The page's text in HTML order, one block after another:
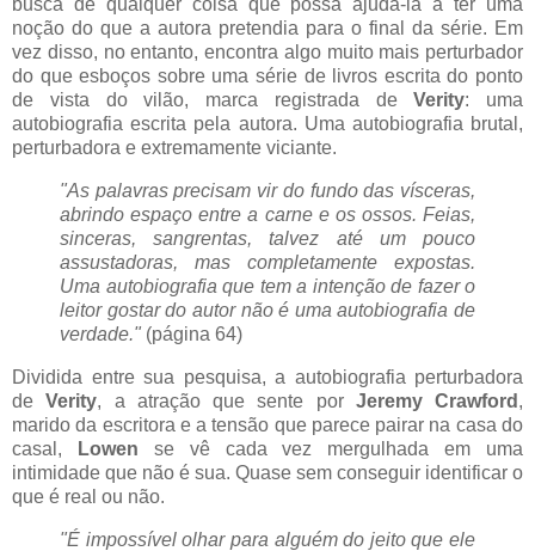
busca de qualquer coisa que possa ajudá-la a ter uma
noção do que a autora pretendia para o final da série. Em
vez disso, no entanto, encontra algo muito mais perturbador
do que esboços sobre uma série de livros escrita do ponto
de vista do vilão, marca registrada deVerity: uma
autobiografia escrita pela autora. Uma autobiografia brutal,
perturbadora e extremamente viciante.
"As palavras precisam vir do fundo das vísceras,
abrindo espaço entre a carne e os ossos. Feias,
sinceras, sangrentas, talvez até um pouco
assustadoras, mas completamente expostas.
Uma autobiografia que tem a intenção de fazer o
leitor gostar do autor não é uma autobiografia de
verdade." (página 64)
Dividida entre sua pesquisa, a autobiografia perturbadora
deVerity, a atração que sente por Jeremy Crawford ,
marido da escritora e a tensão que parece pairar na casa do
casal,
Lowen se vê cada vez mergulhada em uma
intimidade que não é sua. Quase sem conseguir identificar o
que é real ou não.
"É impossível olhar para alguém do jeito que ele